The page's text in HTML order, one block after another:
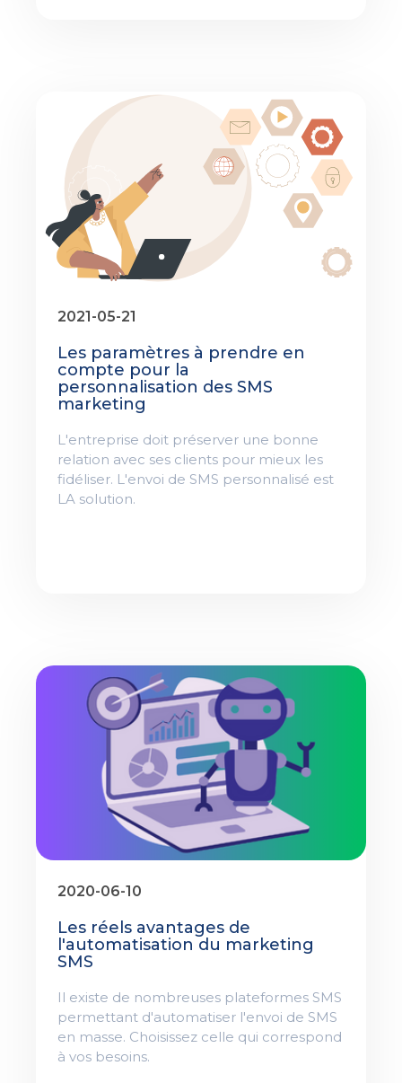
2021-05-21
Les paramètres à prendre en
compte pour la
personnalisation des SMS
marketing
L'entreprise doit préserver une bonne
relation avec ses clients pour mieux les
fidéliser. L'envoi de SMS personnalisé est
LA solution.
2020-06-10
Les réels avantages de
l'automatisation du marketing
SMS
Il existe de nombreuses plateformes SMS
permettant d'automatiser l'envoi de SMS
en masse. Choisissez celle qui correspond
à vos besoins.